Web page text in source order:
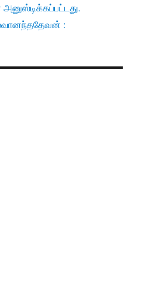
அனுஸ்டிக்கப்பட்டது.
: